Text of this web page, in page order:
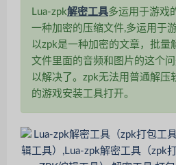
Lua-zpk解密工具多运用于游戏
一种加密的压缩文件,多运用于
以zpk是一种加密的文章，批量
文件里面的音频和图片的这个问
以解决了。zpk无法用普通解压
的游戏安装工具打开。